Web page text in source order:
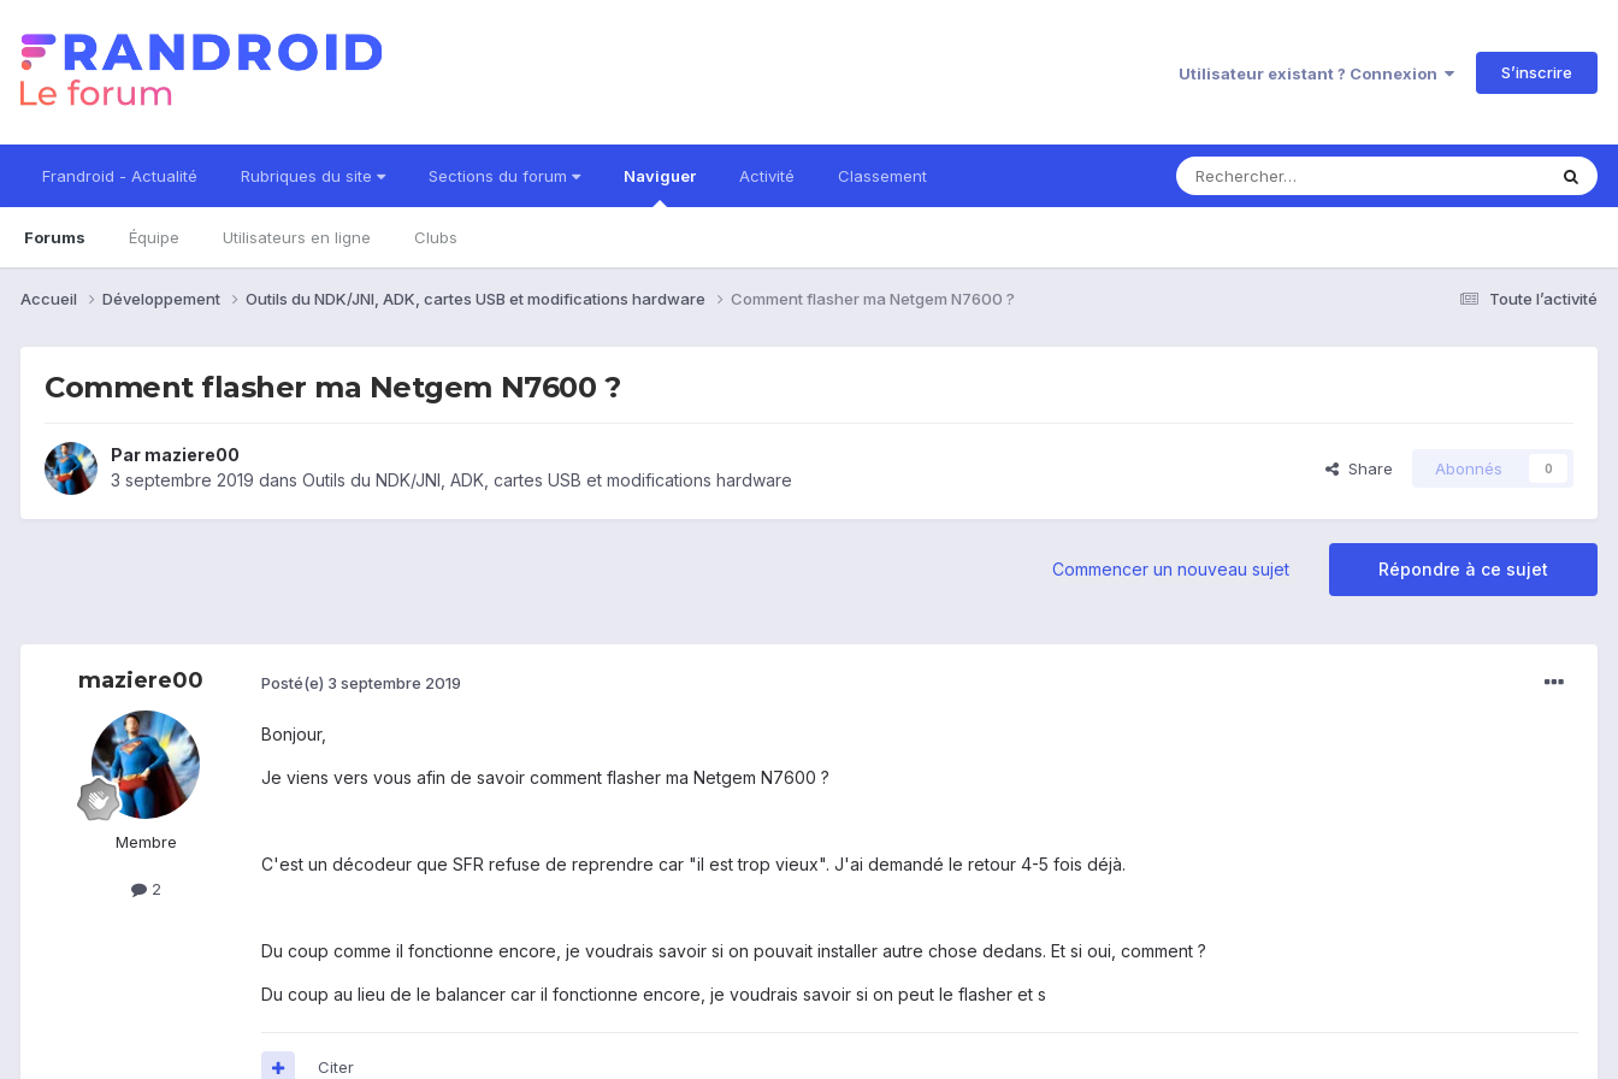
Utilisateur existant ? Connexion S’inscrire
Frandroid - Actualité Rubriques du site Sections du forum Naviguer
Forums Équipe Utilisateurs en ligne Clubs
Activité Classement
Toute l’activité
Accueil Développement Outils du NDK/JNI, ADK, cartes USB et modifications hardware Comment flasher ma Netgem N7600 ?
Comment flasher ma Netgem N7600 ?
Par maziere00
3 septembre 2019 dans Outils du NDK/JNI, ADK, cartes USB et modifications hardware
Share Abonnés 0
Répondre à ce sujet
Commencer un nouveau sujet
maziere00
Membre
2
Posté(e) 3 septembre 2019
Bonjour,
Je viens vers vous afin de savoir comment flasher ma Netgem N7600 ?
C'est un décodeur que SFR refuse de reprendre car "il est trop vieux". J'ai demandé le retour 4-5 fois déjà.
Du coup comme il fonctionne encore, je voudrais savoir si on pouvait installer autre chose dedans. Et si oui, comment ?
Du coup au lieu de le balancer car il fonctionne encore, je voudrais savoir si on peut le flasher et s
Citer